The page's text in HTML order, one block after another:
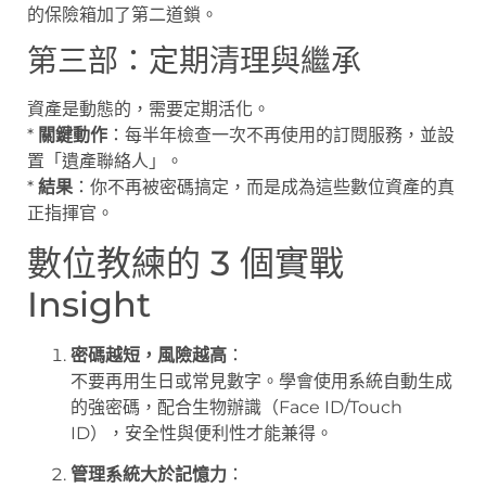
的保險箱加了第二道鎖。
第三部：定期清理與繼承
資產是動態的，需要定期活化。
* 關鍵動作 ：每半年檢查一次不再使用的訂閱服務，並設
置「遺產聯絡人」。
* 結果 ：你不再被密碼搞定，而是成為這些數位資產的真
正指揮官。
數位教練的 3 個實戰
Insight
密碼越短，風險越高 ：
不要再用生日或常見數字。學會使用系統自動生成
的強密碼，配合生物辦識（Face ID/Touch
ID），安全性與便利性才能兼得。
管理系統大於記憶力 ：